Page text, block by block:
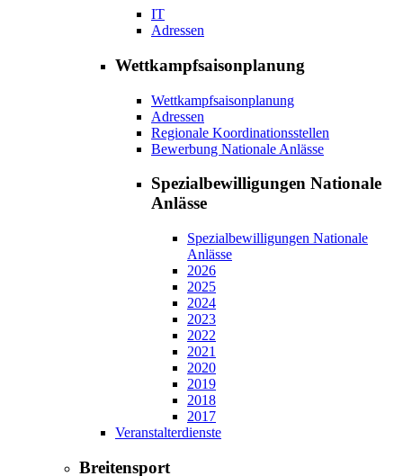
IT
Adressen
Wettkampfsaisonplanung
Wettkampfsaisonplanung
Adressen
Regionale Koordinationsstellen
Bewerbung Nationale Anlässe
Spezialbewilligungen Nationale
Anlässe
Spezialbewilligungen Nationale
Anlässe
2026
2025
2024
2023
2022
2021
2020
2019
2018
2017
Veranstalterdienste
Breitensport